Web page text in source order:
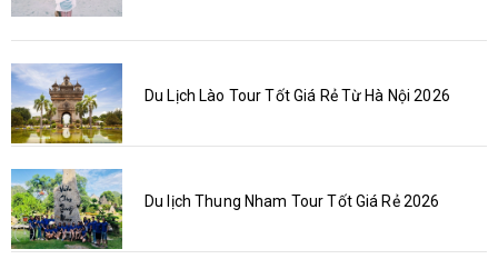
Du Lịch Lào Tour Tốt Giá Rẻ Từ Hà Nội 2026
Du lịch Thung Nham Tour Tốt Giá Rẻ 2026